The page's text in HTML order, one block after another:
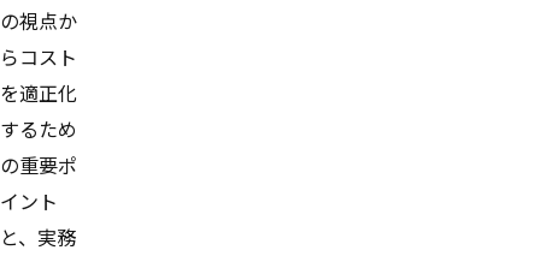
の視点か
らコスト
を適正化
するため
の重要ポ
イント
と、実務